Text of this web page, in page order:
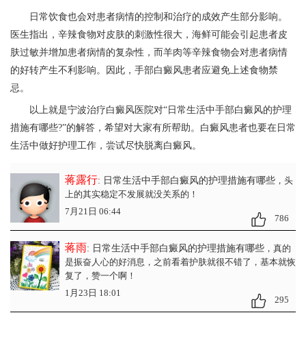
日常饮食也会对患者病情的控制和治疗的成效产生部分影响。
医生指出，辛辣食物对皮肤的刺激性很大，海鲜可能会引起患者皮
肤过敏并增加患者病情的复杂性，而羊肉等辛辣食物会对患者病情
的好转产生不利影响。因此，手部白癜风患者应避免上述食物禁
忌。
以上就是宁波治疗白癜风医院对“日常生活中手部白癜风的护理
措施有哪些?”的解答，希望对大家有所帮助。白癜风患者也要在日常
生活中做好护理工作，尝试尽快脱离白癜风。
蒋露行: 日常生活中手部白癜风的护理措施有哪些，头
上的其实稳定不发展就没关系的！
7月21日 06:44
786
蒋雨: 日常生活中手部白癜风的护理措施有哪些，真的
是振奋人心的好消息，之前看着护肤就很不错了，基本就恢
复了，赞一个啊！
1月23日 18:01
295